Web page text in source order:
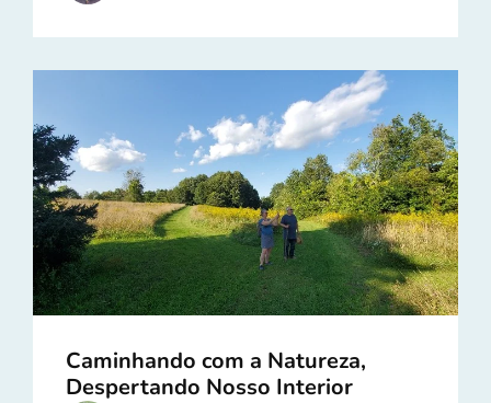
Caminhando com a Natureza,
Despertando Nosso Interior